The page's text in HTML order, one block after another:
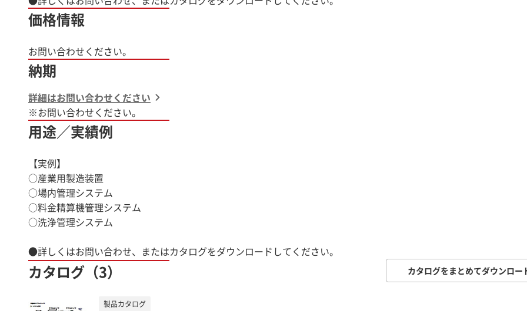
価格情報
お問い合わせください。
納期
詳細はお問い合わせください
※お問い合わせください。
用途／実績例
【実例】
○産業用製造装置
○場内管理システム
○料金精算機管理システム
○洗浄管理システム
●詳しくはお問い合わせ、またはカタログをダウンロードしてください。
カタログ（3） カタログをまとめてダウンロー
製品カタログ